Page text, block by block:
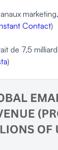
Contact)
de 7,5
)